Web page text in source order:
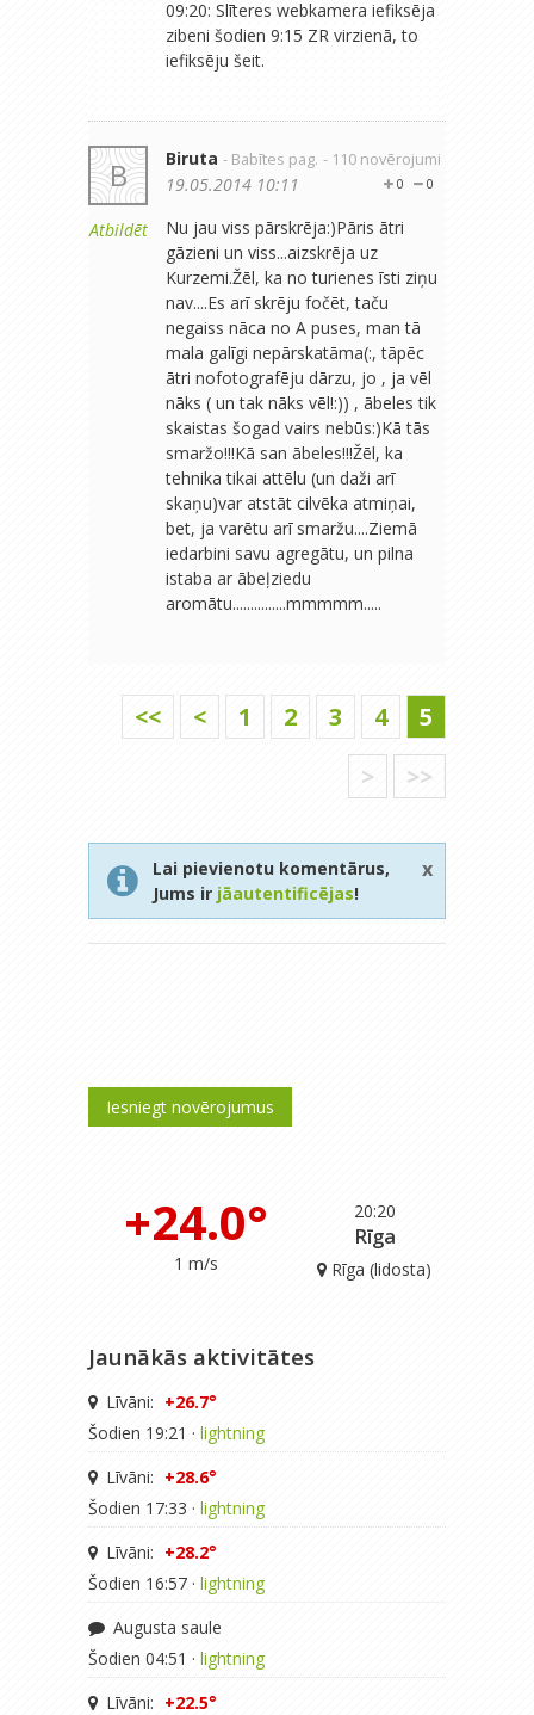
09:20: Slīteres webkamera iefiksēja
zibeni šodien 9:15 ZR virzienā, to
iefiksēju šeit.
B
Atbildēt
Biruta - Babītes pag. - 110 novērojumi
0
0
19.05.2014 10:11
Nu jau viss pārskrēja:)Pāris ātri
gāzieni un viss...aizskrēja uz
Kurzemi.Žēl, ka no turienes īsti ziņu
nav....Es arī skrēju fočēt, taču
negaiss nāca no A puses, man tā
mala galīgi nepārskatāma(:, tāpēc
ātri nofotografēju dārzu, jo , ja vēl
nāks ( un tak nāks vēl!:)) , ābeles tik
skaistas šogad vairs nebūs:)Kā tās
smaržo!!!Kā san ābeles!!!Žēl, ka
tehnika tikai attēlu (un daži arī
skaņu)var atstāt cilvēka atmiņai,
bet, ja varētu arī smaržu....Ziemā
iedarbini savu agregātu, un pilna
istaba ar ābeļziedu
aromātu...............mmmmm.....
<< < 1 2 3 4
5
>
>>
Lai pievienotu komentārus,
Jums ir jāautentificējas!
x
Iesniegt novērojumus
20:20
+24.0°
1 m/s
Rīga
Rīga (lidosta)
Jaunākās aktivitātes
Līvāni: +26.7°
Šodien 19:21 · lightning
Līvāni: +28.6°
Šodien 17:33 · lightning
Līvāni: +28.2°
Šodien 16:57 · lightning
Augusta saule
Šodien 04:51 · lightning
Līvāni: +22.5°